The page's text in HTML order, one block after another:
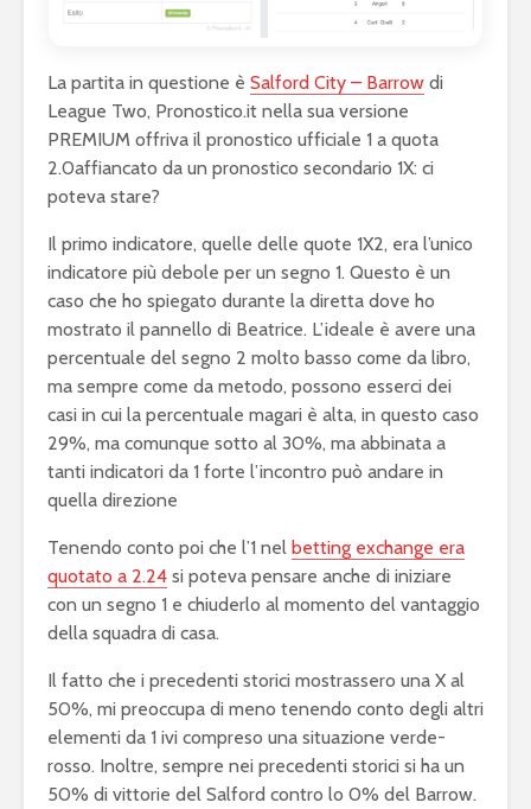
La partita in questione è Salford City – Barrow di
League Two, Pronostico.it nella sua versione
PREMIUM offriva il pronostico ufficiale 1 a quota
2.0affiancato da un pronostico secondario 1X: ci
poteva stare?
Il primo indicatore, quelle delle quote 1X2, era l’unico
indicatore più debole per un segno 1. Questo è un
caso che ho spiegato durante la diretta dove ho
mostrato il pannello di Beatrice. L’ideale è avere una
percentuale del segno 2 molto basso come da libro,
ma sempre come da metodo, possono esserci dei
casi in cui la percentuale magari è alta, in questo caso
29%, ma comunque sotto al 30%, ma abbinata a
tanti indicatori da 1 forte l’incontro può andare in
quella direzione
Tenendo conto poi che l’1 nel betting exchange era
quotato a 2.24 si poteva pensare anche di iniziare
con un segno 1 e chiuderlo al momento del vantaggio
della squadra di casa.
Il fatto che i precedenti storici mostrassero una X al
50%, mi preoccupa di meno tenendo conto degli altri
elementi da 1 ivi compreso una situazione verde-
rosso. Inoltre, sempre nei precedenti storici si ha un
50% di vittorie del Salford contro lo 0% del Barrow.